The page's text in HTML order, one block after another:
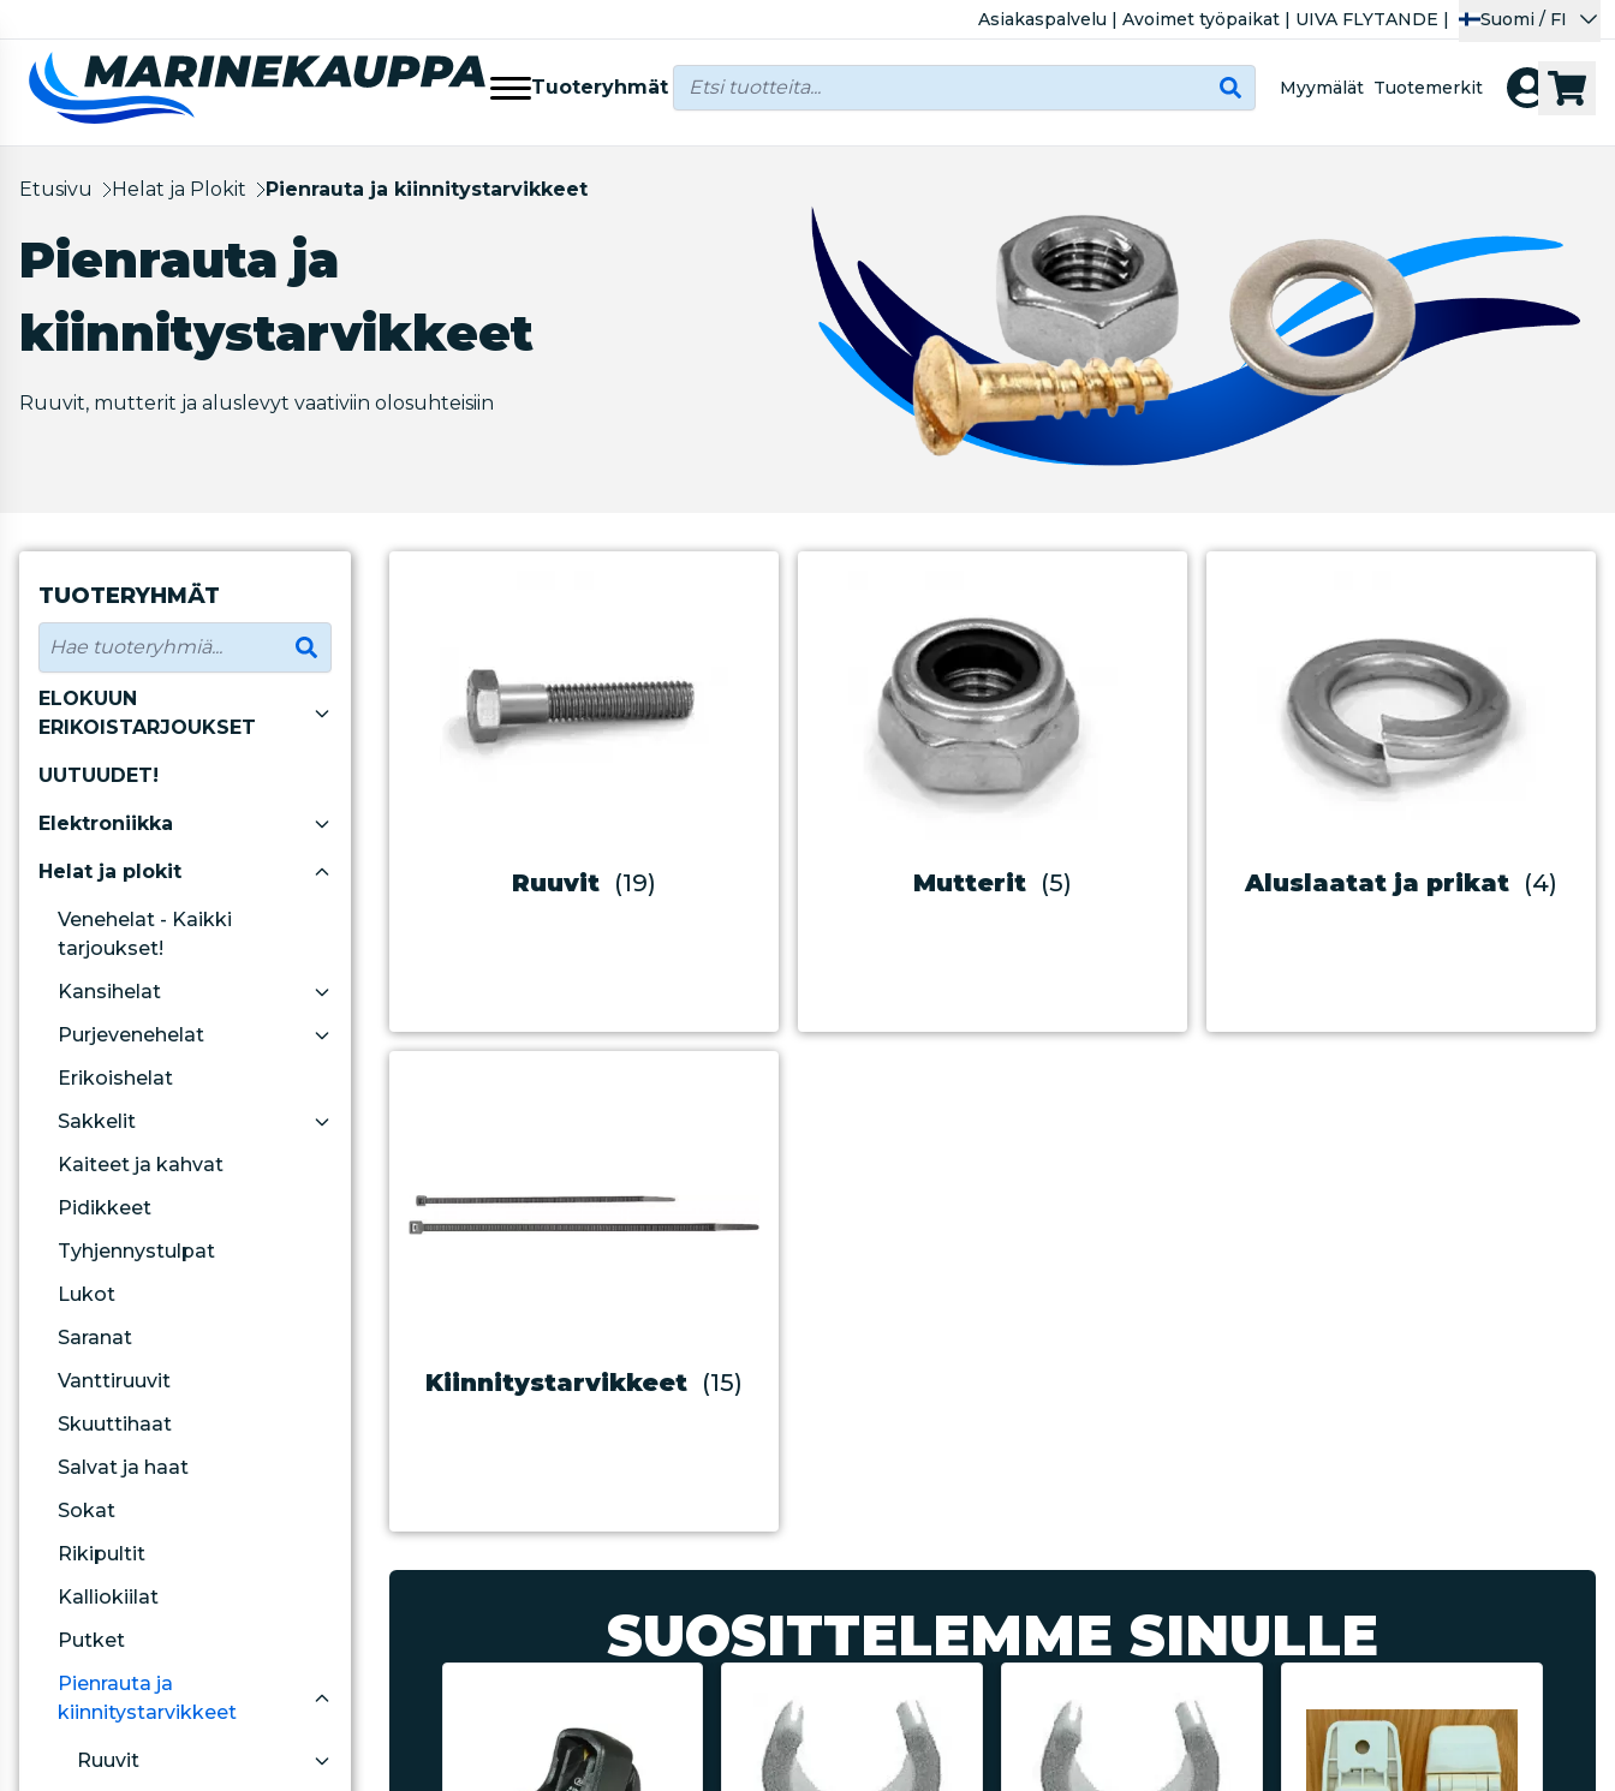
Asiakaspalvelu | Avoimet työpaikat | UIVA FLYTANDE | Suomi / FI
Tuoteryhmät Myymälät Tuotemerkit
Etusivu Helat ja Plokit Pienrauta ja kiinnitystarvikkeet
Pienrauta ja
kiinnitystarvikkeet
Ruuvit, mutterit ja aluslevyt vaativiin olosuhteisiin
TUOTERYHMÄT
ELOKUUN
ERIKOISTARJOUKSET
UUTUUDET!
Elektroniikka
Helat ja plokit
Venehelat - Kaikki
tarjoukset!
Kansihelat
Purjevenehelat
Erikoishelat
Sakkelit
Kaiteet ja kahvat
Pidikkeet
Tyhjennystulpat
Lukot
Saranat
Vanttiruuvit
Skuuttihaat
Salvat ja haat
Sokat
Rikipultit
Kalliokiilat
Putket
Pienrauta ja
kiinnitystarvikkeet
Ruuvit
Ruuvit (19) Mutterit (5) Aluslaatat ja prikat (4)
Kiinnitystarvikkeet (15)
SUOSITTELEMME SINULLE